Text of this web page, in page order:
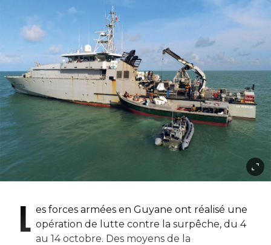
L es forces armées en Guyane ont réalisé une
opération de lutte contre la surpêche, du 4
au 14 octobre. Des moyens de la